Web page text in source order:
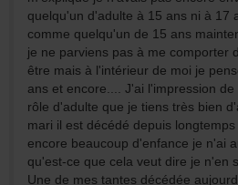
quelqu'un d'adulte à 15 ans ni à 17
comme quelqu'un de 15 ans
je ne parviens pas à me comporter
être mais à l'intérieur de moi je
ans et encore.... J'ai l'impression
rôle d'adulte que je tiens très bien
mari il est décédé depuis
encore beaucoup d'enfance je n'ai
qu'est-ce que cela veut dire je n'en
Une de mes tantes décédée